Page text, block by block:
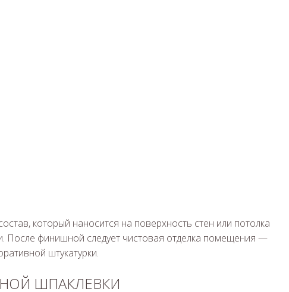
который наносится на поверхность стен или потолка
После финишной следует чистовая отделка помещения —
штукатурки.
ШПАКЛЕВКИ